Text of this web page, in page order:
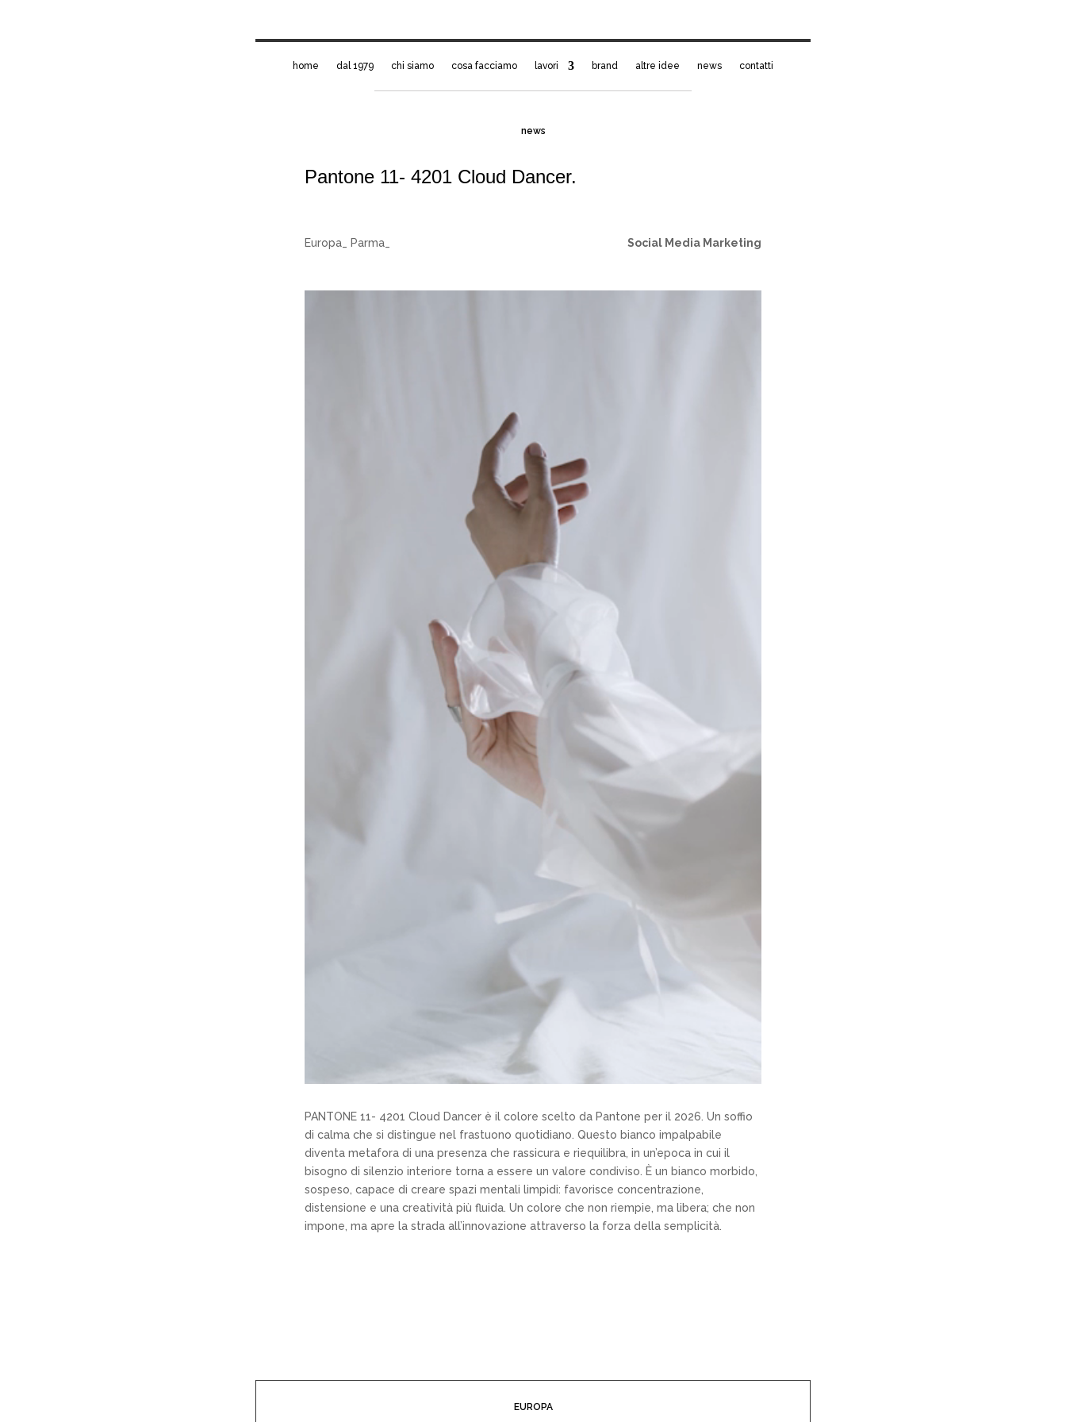
home dal 1979 chi siamo cosa facciamo lavori brand altre idee news contatti
news
Pantone 11- 4201 Cloud Dancer.
Europa_ Parma_ Social Media Marketing
PANTONE 11- 4201 Cloud Dancer è il colore scelto da Pantone per il 2026. Un soffio
di calma che si distingue nel frastuono quotidiano. Questo bianco impalpabile
diventa metafora di una presenza che rassicura e riequilibra, in un’epoca in cui il
bisogno di silenzio interiore torna a essere un valore condiviso. È un bianco morbido,
sospeso, capace di creare spazi mentali limpidi: favorisce concentrazione,
distensione e una creatività più fluida. Un colore che non riempie, ma libera; che non
impone, ma apre la strada all’innovazione attraverso la forza della semplicità.
EUROPA